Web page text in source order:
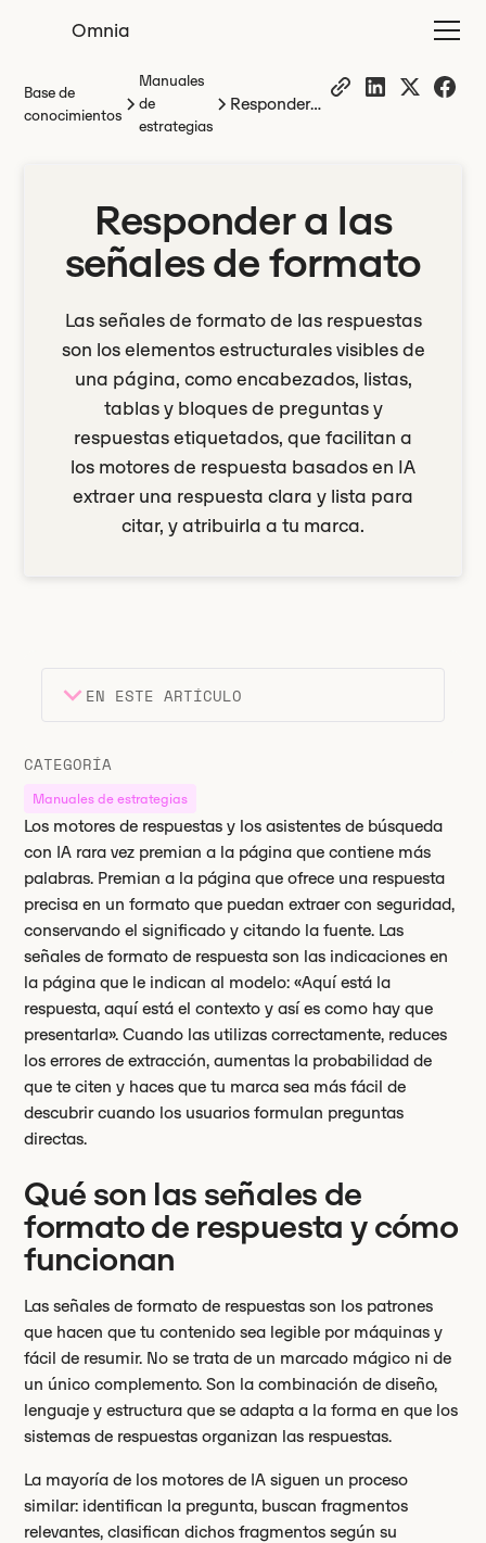
Omnia
Base de
conocimientos
Manuales
de
estrategias
Responder
Responder a las
señales de formato
Las señales de formato de las respuestas
son los elementos estructurales visibles de
una página, como encabezados, listas,
tablas y bloques de preguntas y
respuestas etiquetados, que facilitan a
los motores de respuesta basados en IA
extraer una respuesta clara y lista para
citar, y atribuirla a tu marca.
EN ESTE ARTÍCULO
Encabezado 2
Encabezado 3
Puntos clave
CATEGORÍA
Manuales de estrategias
Los motores de respuestas y los asistentes de búsqueda
con IA rara vez premian a la página que contiene más
palabras. Premian a la página que ofrece una respuesta
precisa en un formato que puedan extraer con seguridad,
conservando el significado y citando la fuente. Las
señales de formato de respuesta son las indicaciones en
la página que le indican al modelo: «Aquí está la
respuesta, aquí está el contexto y así es como hay que
presentarla». Cuando las utilizas correctamente, reduces
los errores de extracción, aumentas la probabilidad de
que te citen y haces que tu marca sea más fácil de
descubrir cuando los usuarios formulan preguntas
directas.
Qué son las señales de
formato de respuesta y cómo
funcionan
Las señales de formato de respuestas son los patrones
que hacen que tu contenido sea legible por máquinas y
fácil de resumir. No se trata de un marcado mágico ni de
un único complemento. Son la combinación de diseño,
lenguaje y estructura que se adapta a la forma en que los
sistemas de respuestas organizan las respuestas.
La mayoría de los motores de IA siguen un proceso
similar: identifican la pregunta, buscan fragmentos
relevantes, clasifican dichos fragmentos según su